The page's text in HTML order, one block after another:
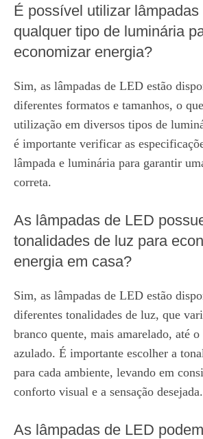
É possível utilizar
qualquer tipo de luminária
economizar energia?
Sim, as lâmpadas de LED estão
diferentes formatos e tamanhos, o
utilização em diversos tipos de
é importante verificar as
lâmpada e luminária para garantir
correta.
As lâmpadas de LED
tonalidades de luz para
energia em casa?
Sim, as lâmpadas de LED estão
diferentes tonalidades de luz, que
branco quente, mais amarelado, até
azulado. É importante escolher a
para cada ambiente, levando em
conforto visual e a sensação desejada.
As lâmpadas de LED